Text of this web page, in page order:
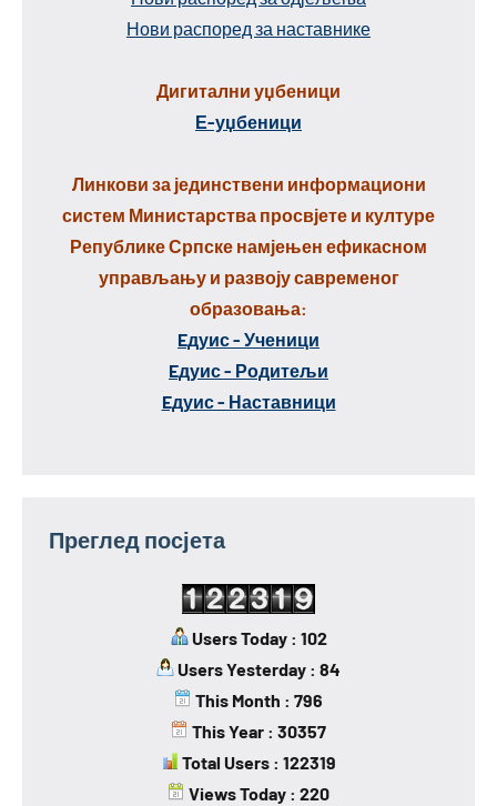
Нови распоред за наставнике
Дигитални уџбеници
Е-уџбеници
Линкови за јединствени информациони
систем Министарства просвјете и културе
Републике Српске намјењен ефикасном
управљању и развоју савременог
образовања:
Eдуис - Ученици
Eдуис - Родитељи
Eдуис - Наставници
Преглед посјета
Users Today : 102
Users Yesterday : 84
This Month : 796
This Year : 30357
Total Users : 122319
Views Today : 220